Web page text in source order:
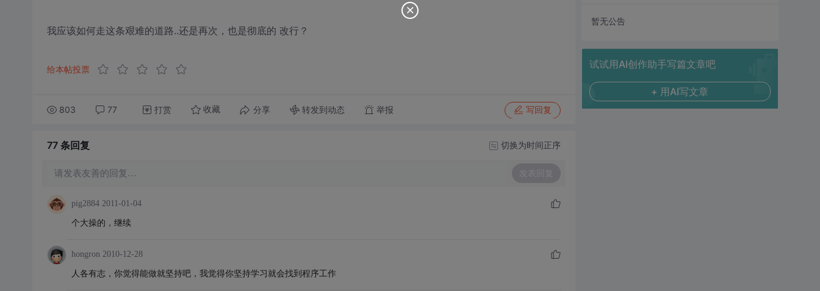
我应该如何走这条艰难的道路..还是再次，也是彻底的 改行？
给本帖投票
803 77 打赏 收藏 分享 转发到动态 举报 写回复
77 条回复 切换为时间正序
请发表友善的回复… 发表回复
pig2884 2011-01-04
个大操的，继续
hongron 2010-12-28
人各有志，你觉得能做就坚持吧，我觉得你坚持学习就会找到程序工作
暂无公告
试试用AI创作助手写篇文章吧
+ 用AI写文章